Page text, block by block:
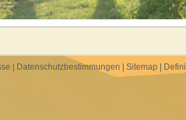
| Datenschutzbestimmungen | Sitemap |